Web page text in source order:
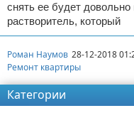
снять ее будет
растворитель, который
Роман Наумов 28-12-2018
Ремонт квартиры
Категории